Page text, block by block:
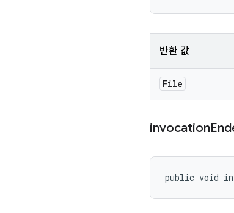
반환 값
File
invocation
public void